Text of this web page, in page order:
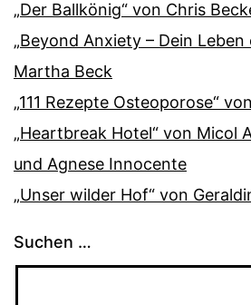
„Der Ballkönig“ von Chris
„Beyond Anxiety – Dein
Martha Beck
„111 Rezepte Osteoporose“
„Heartbreak Hotel“ von Micol
und Agnese Innocente
„Unser wilder Hof“ von
Suchen …